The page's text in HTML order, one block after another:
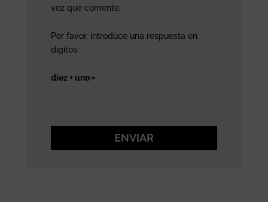
vez que comente.
Por favor, introduce una respuesta en
dígitos:
diez + uno =
ENVIAR